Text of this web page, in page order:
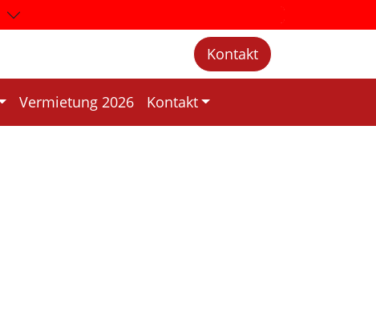
Kontakt
Vermietung 2026 Kontakt